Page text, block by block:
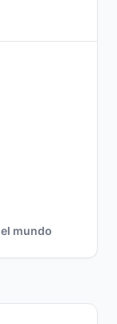
mundo